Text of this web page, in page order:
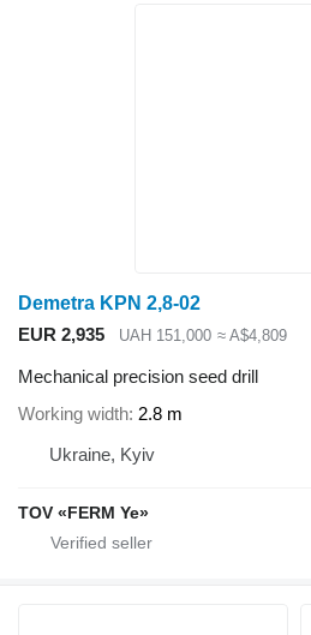
Demetra KPN 2,8-02
EUR 2,935
UAH 151,000 ≈ A$4,809
Mechanical precision seed drill
Working width 2.8 m
Ukraine, Kyiv
TOV «FERM Ye»